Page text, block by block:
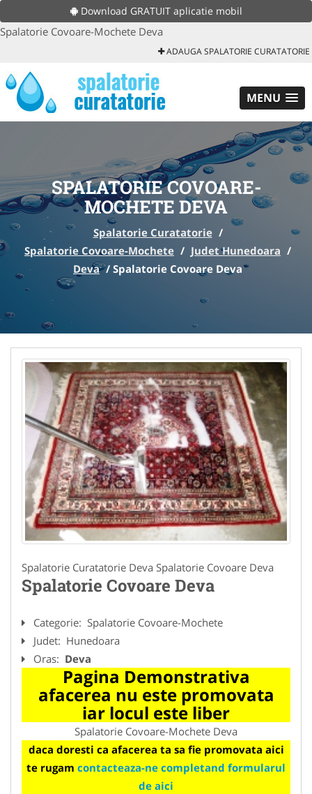
Download GRATUIT aplicatie mobil
Spalatorie Covoare-Mochete Deva
ADAUGA SPALATORIE CURATATORIE
MENU
SPALATORIE COVOARE-
MOCHETE DEVA
Spalatorie Curatatorie /
Spalatorie Covoare-Mochete / Judet Hunedoara /
Deva / Spalatorie Covoare Deva
Spalatorie Curatatorie Deva Spalatorie Covoare Deva
Spalatorie Covoare Deva
Categorie: Spalatorie Covoare-Mochete
Judet: Hunedoara
Oras: Deva
Pagina Demonstrativa
afacerea nu este promovata
iar locul este liber
Spalatorie Covoare-Mochete Deva
daca doresti ca afacerea ta sa fie promovata aici
te rugam contacteaza-ne completand formularul
de aici